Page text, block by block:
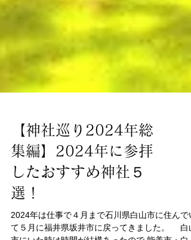
【神社巡り2024年総
集編】2024年に参拝
したおすすめ神社５
選！